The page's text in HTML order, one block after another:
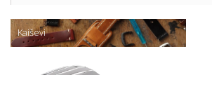
Kaiševi